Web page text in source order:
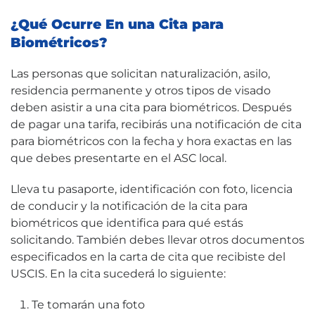
¿Qué Ocurre En una Cita para
Biométricos?
Las personas que solicitan naturalización, asilo,
residencia permanente y otros tipos de visado
deben asistir a una cita para biométricos. Después
de pagar una tarifa, recibirás una notificación de cita
para biométricos con la fecha y hora exactas en las
que debes presentarte en el ASC local.
Lleva tu pasaporte, identificación con foto, licencia
de conducir y la notificación de la cita para
biométricos que identifica para qué estás
solicitando. También debes llevar otros documentos
especificados en la carta de cita que recibiste del
USCIS. En la cita sucederá lo siguiente:
Te tomarán una foto